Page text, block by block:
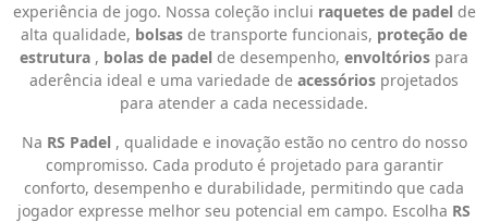
experiência de jogo. Nossa coleção inclui raquetes de padel de
alta qualidade, bolsas de transporte funcionais, proteção de
estrutura , bolas de padel de desempenho, envoltórios para
aderência ideal e uma variedade de acessórios projetados
para atender a cada necessidade.
Na RS Padel , qualidade e inovação estão no centro do nosso
compromisso. Cada produto é projetado para garantir
conforto, desempenho e durabilidade, permitindo que cada
jogador expresse melhor seu potencial em campo. Escolha RS